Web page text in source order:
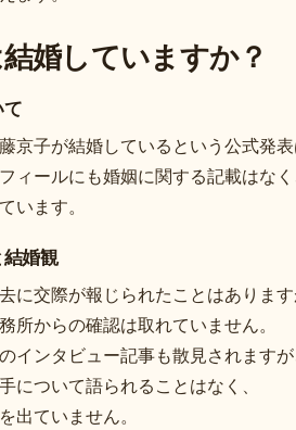
婚していますか？
て
京子が結婚しているという公式発
ィールにも婚姻に関する記載はな
います。
婚観
に交際が報じられたことはありま
所からの確認は取れていません。
インタビュー記事も散見されます
について語られることはなく、
出ていません。